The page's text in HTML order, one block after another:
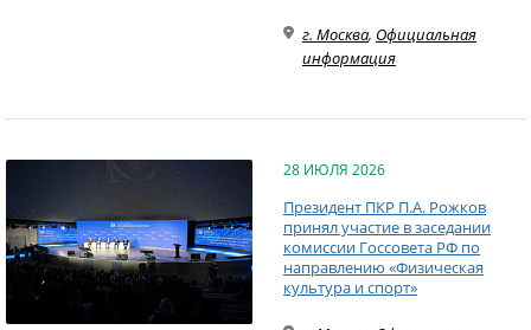
г. Москва, Официальная
информация
28 ИЮЛЯ 2026
Президент ПКР П.А. Рожков
принял участие в заседании
комиссии Госсовета РФ по
направлению «Физическая
культура и спорт»